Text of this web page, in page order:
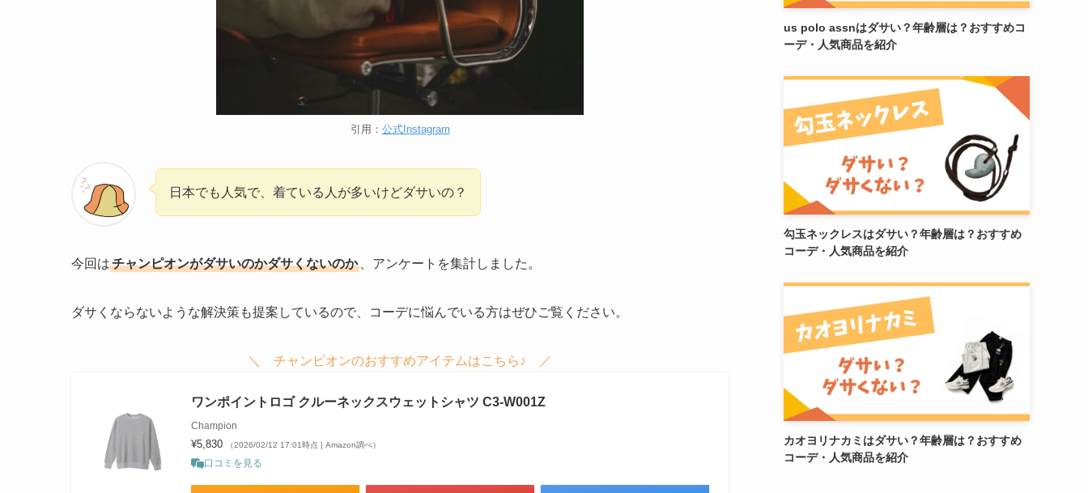
引用： 公式Instagram
日本でも人気で、着ている人が多いけどダサいの？
今回はチャンピオンがダサいのかダサくないのか 、アンケートを集計しました。
ダサくならないような解決策も提案しているので、コーデに悩んでいる方はぜひご覧ください。
＼ チャンピオンのおすすめアイテムはこちら♪ ／
ワンポイントロゴ クルーネックスウェットシャツ C3-W001Z
Champion
¥5,830 （2026/02/12 17:01時点 | Amazon調べ）
口コミを見る
us polo assnはダサい？年齢層は？おすすめコ
ーデ・人気商品を紹介
勾玉ネックレスはダサい？年齢層は？おすすめ
コーデ・人気商品を紹介
カオヨリナカミはダサい？年齢層は？おすすめ
コーデ・人気商品を紹介